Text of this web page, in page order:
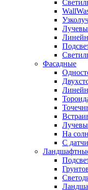
Фасадные
На
С